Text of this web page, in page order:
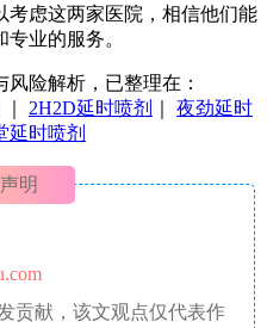
考虑这两家医院，相信他们能
业的服务。
险解析，已整理在：
2H2D延时喷剂
夜劲延时
延时喷剂
明
贡献，该文观点仅代表作